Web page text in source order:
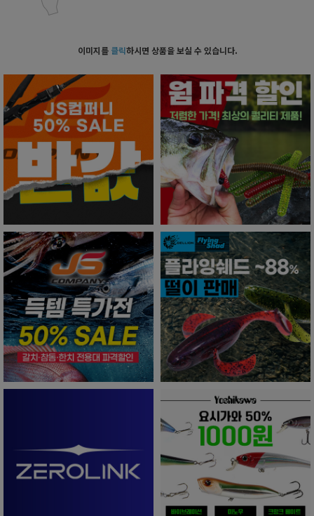
이미지를 클릭하시면 상품을 보실 수 있습니다.